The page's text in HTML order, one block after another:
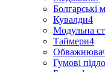
Болгарські
Кувалди4
Модульна
Таймери4
Гумові